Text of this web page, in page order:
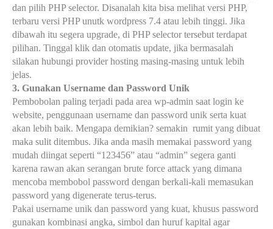
dan pilih PHP selector. Disanalah kita bisa melihat versi PHP,
terbaru versi PHP unutk wordpress 7.4 atau lebih tinggi. Jika
dibawah itu segera upgrade, di PHP selector tersebut terdapat
pilihan. Tinggal klik dan otomatis update, jika bermasalah
silakan hubungi provider hosting masing-masing untuk lebih
jelas.
3. Gunakan Username dan Password Unik
Pembobolan paling terjadi pada area wp-admin saat login ke
website, penggunaan username dan password unik serta kuat
akan lebih baik. Mengapa demikian? semakin rumit yang dibuat
maka sulit ditembus. Jika anda masih memakai password yang
mudah diingat seperti “123456” atau “admin” segera ganti
karena rawan akan serangan brute force attack yang dimana
mencoba membobol password dengan berkali-kali memasukan
password yang digenerate terus-terus.
Pakai username unik dan password yang kuat, khusus password
gunakan kombinasi angka, simbol dan huruf kapital agar